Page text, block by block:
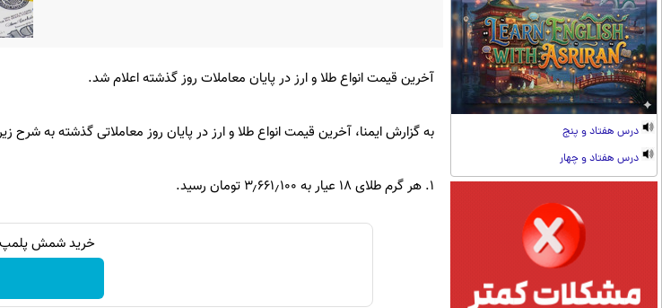
درس هفتاد و پنج
درس هفتاد و چهار
آخرین قیمت انواع طلا و ارز در پایان معاملات روز گذشته اعلام شد.
به گزارش ایمنا، آخرین قیمت انواع طلا و ارز در پایان روز معاملاتی گذشته به شرح
۱. هر گرم طلای ۱۸ عیار به ۳٫۶۶۱٫۱۰۰ تومان رسید.
خرید شمش پلمپ طلاسی، از